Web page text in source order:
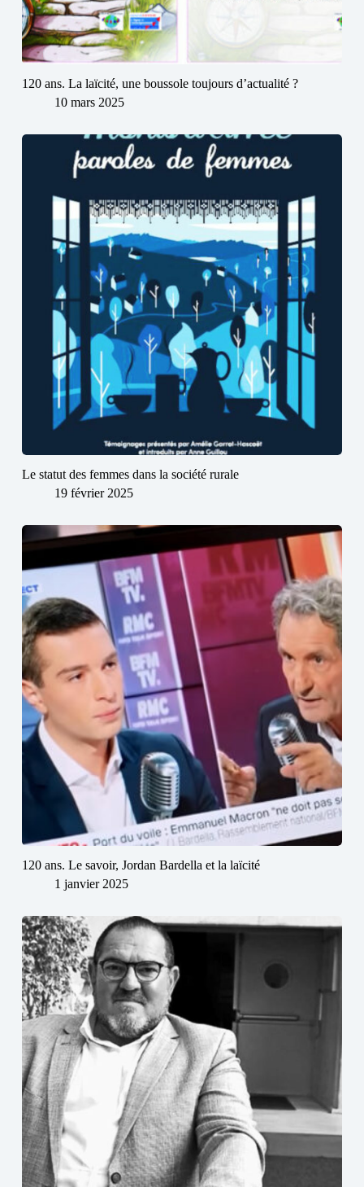
120 ans. La laïcité, une boussole toujours d’actualité ?
10 mars 2025
Le statut des femmes dans la société rurale
19 février 2025
120 ans. Le savoir, Jordan Bardella et la laïcité
1 janvier 2025